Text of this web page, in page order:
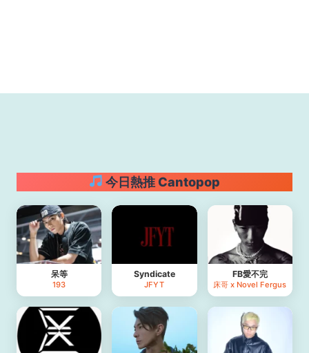
今日熱推 Cantopop
呆等
193
Syndicate
JFYT
FB愛不完
床哥 x Novel Fergus